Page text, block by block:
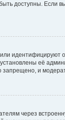
доступны. Если
идентифицируют
её
и
через